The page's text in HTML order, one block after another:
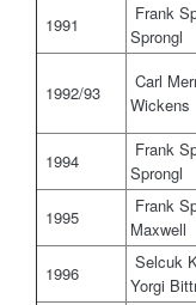
1991
Frank
Sprongl
1992/93
Carl
Wickens
1994
Frank
Sprongl
1995
Frank
Maxwell
1996
Selcuk
Yorgi